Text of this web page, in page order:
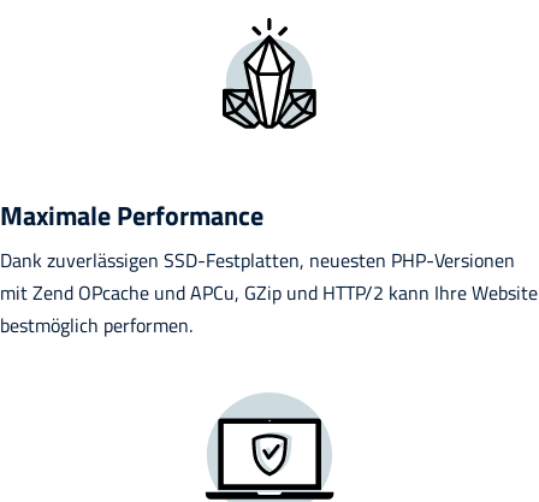
Maximale Performance
Dank zuverlässigen SSD-Festplatten, neuesten PHP-Versionen
mit Zend OPcache und APCu, GZip und HTTP/2 kann Ihre Website
bestmöglich performen.